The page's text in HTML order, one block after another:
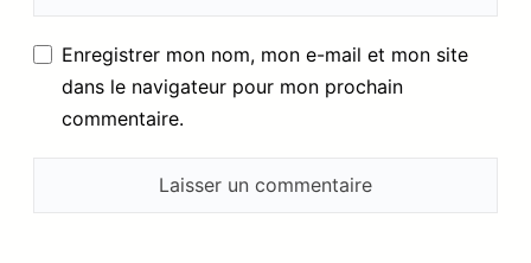
Enregistrer mon nom, mon e-mail et mon site
dans le navigateur pour mon prochain
commentaire.